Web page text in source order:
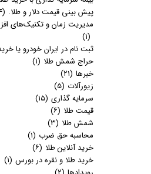
پیش بینی قیمت دلار و طلا. (۴)
مدیریت زمان و تکنیک‌های
(۱)
ثبت نام در ایران خودرو یا
حراج شمش طلا (۱)
خبرها (۲۱)
زیورآلات (۵)
سرمایه گذاری (۱۵)
قیمت طلا (۶)
شمش طلا (۳)
محاسبه حق ضرب (۱)
خرید آنلاین طلا (۶)
خرید طلا و نقره در بورس (۱)